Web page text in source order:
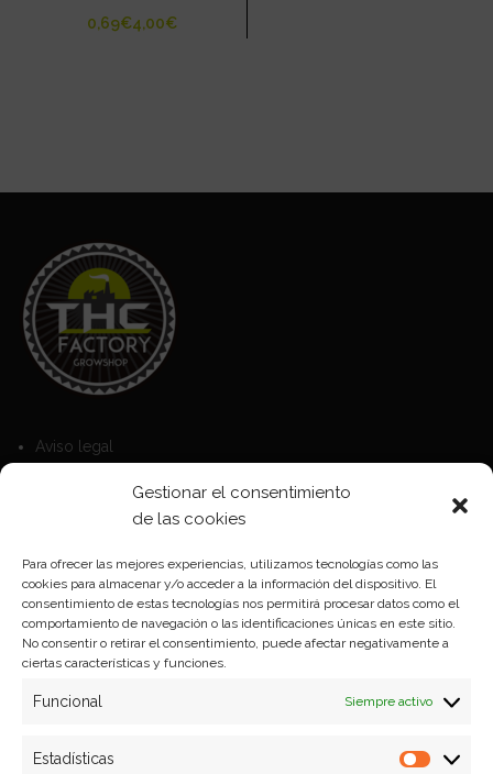
Gestionar el consentimiento
de las cookies
Para ofrecer las mejores experiencias, utilizamos tecnologías como las
cookies para almacenar y/o acceder a la información del dispositivo. El
consentimiento de estas tecnologías nos permitirá procesar datos como el
comportamiento de navegación o las identificaciones únicas en este sitio.
No consentir o retirar el consentimiento, puede afectar negativamente a
ciertas características y funciones.
Funcional Siempre activo
Estadísticas
€ €
Aviso legal
Política de privacidad
Formas de pago
Plazos y condiciones de envio
Politica de devoluciones